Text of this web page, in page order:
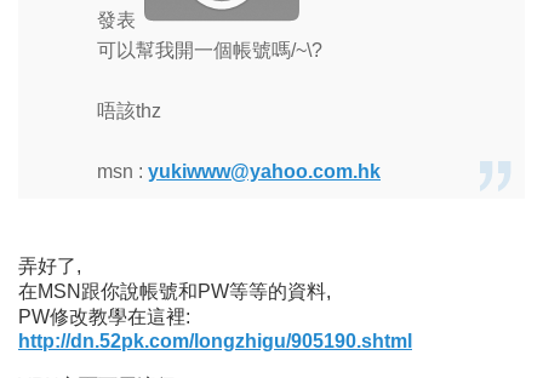
發表
可以幫我開一個帳號嗎/~\?
唔該thz
msn : yukiwww@yahoo.com.hk
弄好了,
在MSN跟你說帳號和PW等等的資料,
PW修改教學在這裡:
http://dn.52pk.com/longzhigu/905190.shtml